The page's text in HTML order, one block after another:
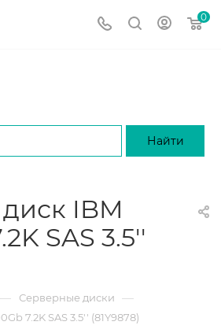
0
IBM
SAS 3.5''
— Серверные диски —
7.2K SAS 3.5'' (81Y9878)